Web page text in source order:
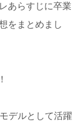
あらすじに卒業
をまとめまし
デルとして活躍